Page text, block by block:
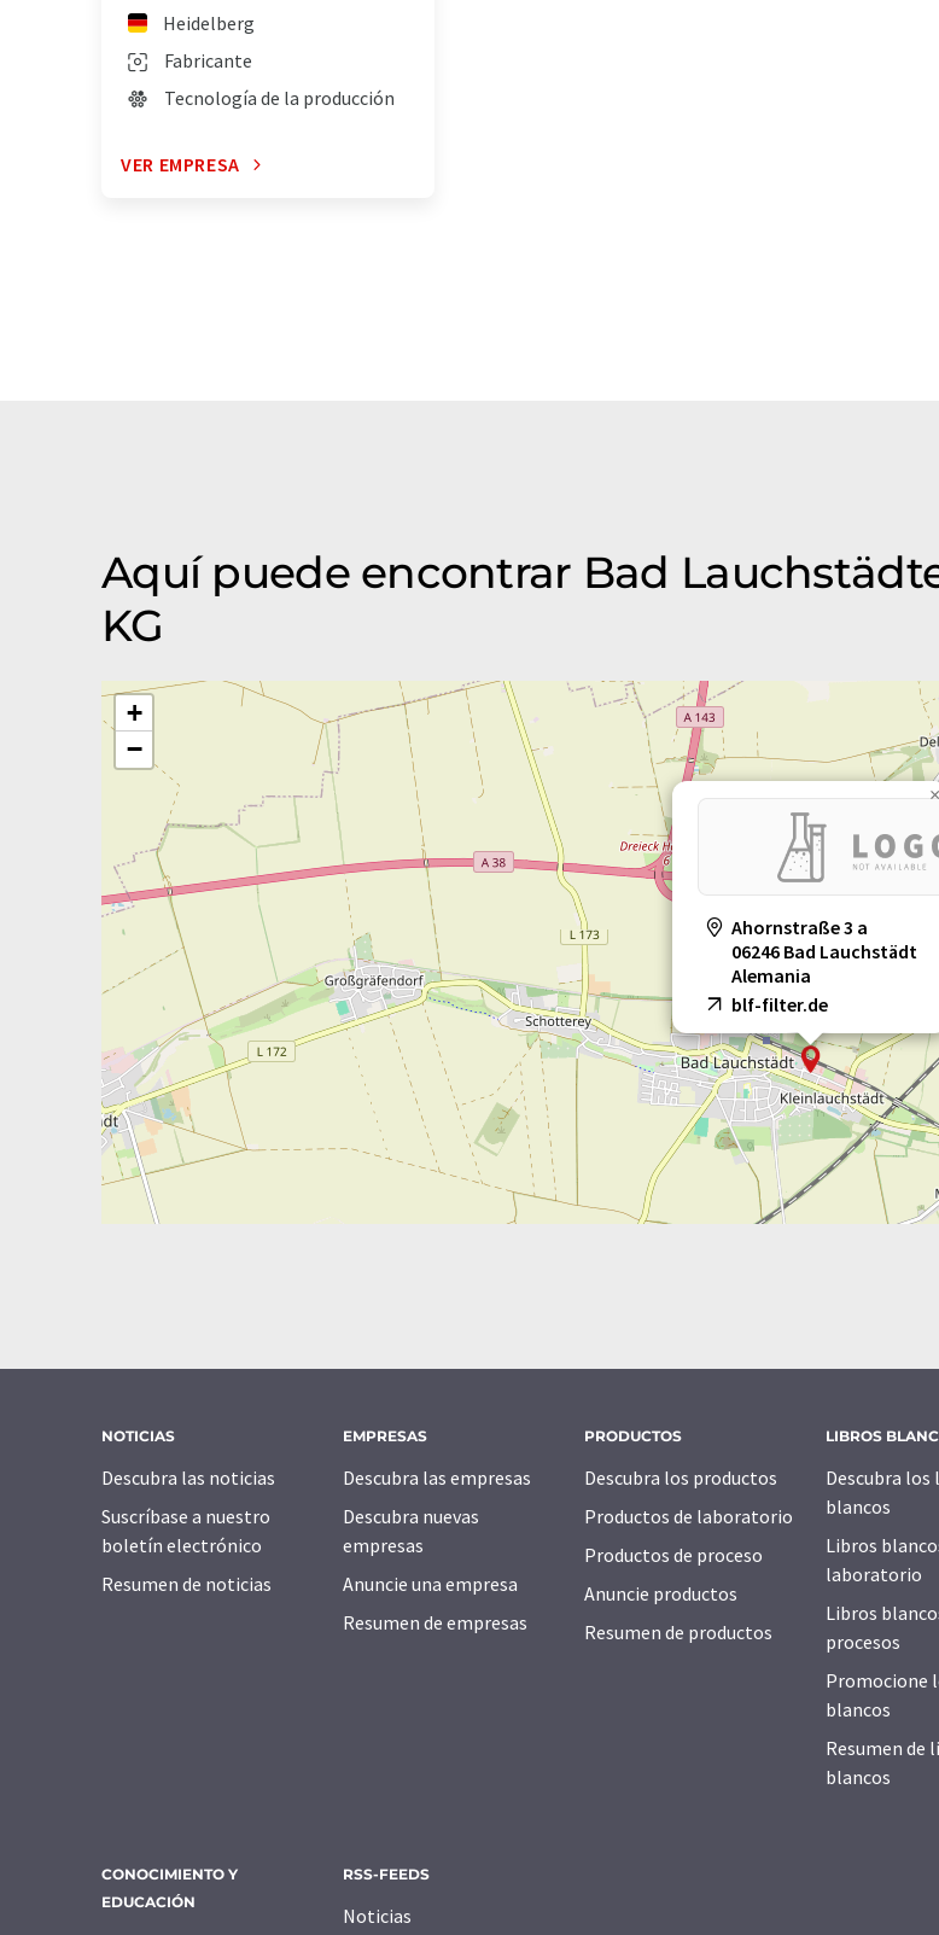
Heidelberg
Fabricante
Tecnología de la producción
VER EMPRESA
Aquí puede encontrar Bad
KG
Ahornstraße 3 a
06246 Bad Lauchstädt
Alemania
blf-filter.de
×
+
−
NOTICIAS
Descubra las noticias
Suscríbase a nuestro
boletín electrónico
Resumen de noticias
EMPRESAS
Descubra las empresas
Descubra nuevas
empresas
Anuncie una empresa
Resumen de empresas
PRODUCTOS
Descubra los productos
Productos de laboratorio
Productos de proceso
Anuncie productos
Resumen de productos
LIBROS
Descubra los
blancos
Libros
laboratorio
Libros
procesos
Promocione
blancos
Resumen de
blancos
CONOCIMIENTO Y
EDUCACIÓN
RSS-FEEDS
Noticias